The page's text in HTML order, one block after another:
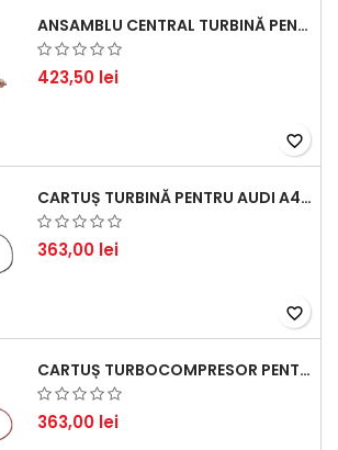
ANSAMBLU CENTRAL TURBINĂ PENTRU BMW SERIA 3, SERIA 5 ȘI X3 - PERFORMANȚĂ ȘI FIABILITATE
423,50 lei
favorite_border
CARTUȘ TURBINĂ PENTRU AUDI A4, A6, SKODA SUPERB ȘI VW PASSAT, MOTOR DIESEL 1.9 TDI
363,00 lei
favorite_border
CARTUȘ TURBOCOMPRESOR PENTRU VW, AUDI, SEAT, SKODA - MOTOR DIESEL 2.0 TDI
363,00 lei